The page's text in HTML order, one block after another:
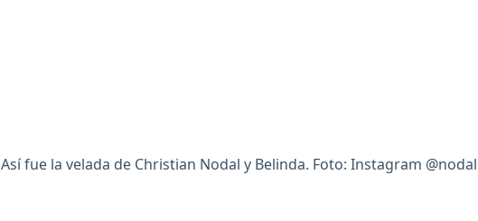
Así fue la velada de Christian Nodal y Belinda. Foto: Instagram @nodal